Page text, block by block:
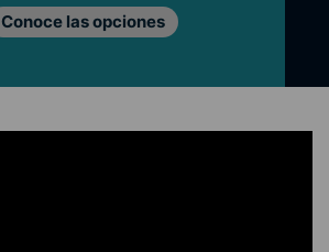
Conoce las opciones